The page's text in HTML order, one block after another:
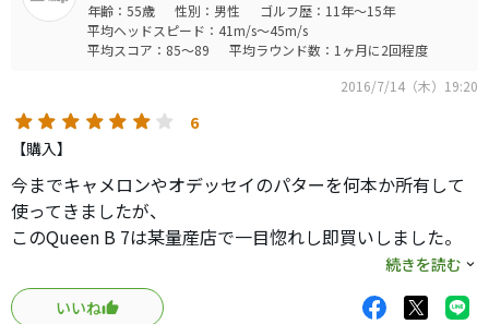
年齢：55歳 性別：男性
ゴルフ歴：11年～15年
平均ヘッドスピード：41m/s～45m/s
平均スコア：85～89
平均ラウンド数：1ヶ月に2回程度
2016/7/14（木）19:20
6
【購入】
今までキャメロンやオデッセイのパターを何本か所有して
使ってきましたが、
このQueen B 7は某量産店で一目惚れし即買いしました。
とにかく美しいパターで何より距離感が今までの中で一番
合います。
このパターにしてからスイングスピードで距離を合わせる
続きを読む
いいね